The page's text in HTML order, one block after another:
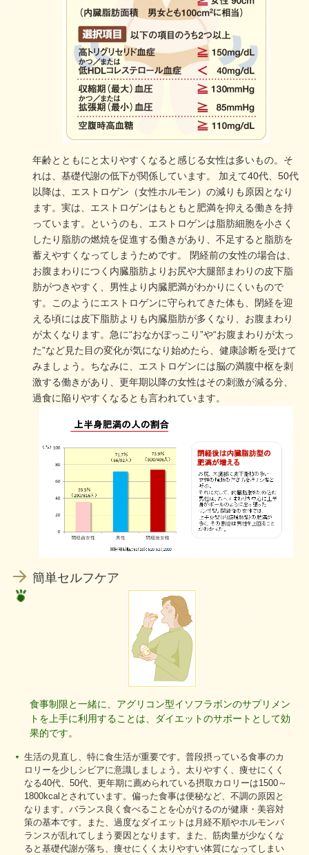
年齢とともにと太りやすくなると感じる女性は多いもの。そ
れは、基礎代謝の低下が関係しています。 加えて40代、50代
以降は、エストロゲン（女性ホルモン）の減りも原因となり
ます。実は、エストロゲンはもともと肥満を抑える働きを持
っています。というのも、エストロゲンは脂肪細胞を小さく
したり脂肪の燃焼を促進する働きがあり、不足すると脂肪を
蓄えやすくなってしまうためです。 閉経前の女性の場合は、
お腹まわりにつく内臓脂肪よりお尻や大腿部まわりの皮下脂
肪がつきやすく、男性より内臓肥満がわかりにくいもので
す。このようにエストロゲンに守られてきた体も、閉経を迎
える頃には皮下脂肪よりも内臓脂肪が多くなり、お腹まわり
が太くなります。急に“おなかぽっこり”や“お腹まわりが太っ
た”など見た目の変化が気になり始めたら、健康診断を受けて
みましょう。ちなみに、エストロゲンには脳の満腹中枢を刺
激する働きがあり、更年期以降の女性はその刺激が減る分、
過食に陥りやすくなるとも言われています。
簡単セルフケア
食事制限と一緒に、アグリコン型イソフラボンのサプリメン
トを上手に利用することは、ダイエットのサポートとして効
果的です。
生活の見直し、特に食生活が重要です。普段摂っている食事のカ
ロリーを少しシビアに意識しましょう。太りやすく、痩せにくく
なる40代、50代、更年期に薦められている摂取カロリーは1500～
1800kcalとされています。偏った食事は便秘など、不調の原因と
なります。バランス良く食べることを心がけるのが健康・美容対
策の基本です。また、過度なダイエットは月経不順やホルモンバ
ランスが乱れてしまう要因となります。また、筋肉量が少なくな
ると基礎代謝が落ち、痩せにくく太りやすい体質になってしまい